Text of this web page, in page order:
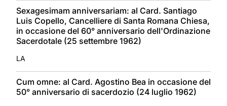
Sexagesimam anniversariam: al Card. Santiago
Luis Copello, Cancelliere di Santa Romana Chiesa,
in occasione del 60° anniversario dell'Ordinazione
Sacerdotale (25 settembre 1962)
LA
Cum omne: al Card. Agostino Bea in occasione del
50° anniversario di sacerdozio (24 luglio 1962)